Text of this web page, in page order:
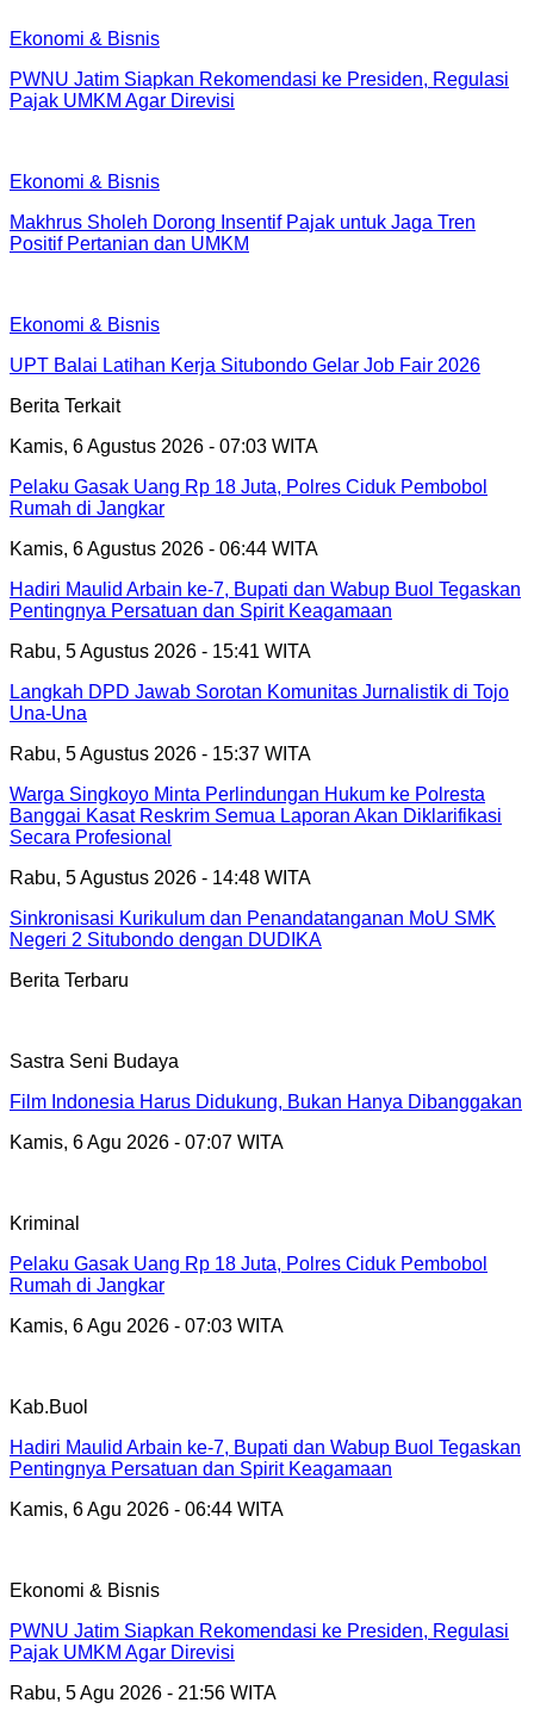
Ekonomi & Bisnis
PWNU Jatim Siapkan Rekomendasi ke Presiden, Regulasi
Pajak UMKM Agar Direvisi
Ekonomi & Bisnis
Makhrus Sholeh Dorong Insentif Pajak untuk Jaga Tren
Positif Pertanian dan UMKM
Ekonomi & Bisnis
UPT Balai Latihan Kerja Situbondo Gelar Job Fair 2026
Berita Terkait
Kamis, 6 Agustus 2026 - 07:03 WITA
Pelaku Gasak Uang Rp 18 Juta, Polres Ciduk Pembobol
Rumah di Jangkar
Kamis, 6 Agustus 2026 - 06:44 WITA
Hadiri Maulid Arbain ke-7, Bupati dan Wabup Buol Tegaskan
Pentingnya Persatuan dan Spirit Keagamaan
Rabu, 5 Agustus 2026 - 15:41 WITA
Langkah DPD Jawab Sorotan Komunitas Jurnalistik di Tojo
Una-Una
Rabu, 5 Agustus 2026 - 15:37 WITA
Warga Singkoyo Minta Perlindungan Hukum ke Polresta
Banggai Kasat Reskrim Semua Laporan Akan Diklarifikasi
Secara Profesional
Rabu, 5 Agustus 2026 - 14:48 WITA
Sinkronisasi Kurikulum dan Penandatanganan MoU SMK
Negeri 2 Situbondo dengan DUDIKA
Berita Terbaru
Sastra Seni Budaya
Film Indonesia Harus Didukung, Bukan Hanya Dibanggakan
Kamis, 6 Agu 2026 - 07:07 WITA
Kriminal
Pelaku Gasak Uang Rp 18 Juta, Polres Ciduk Pembobol
Rumah di Jangkar
Kamis, 6 Agu 2026 - 07:03 WITA
Kab.Buol
Hadiri Maulid Arbain ke-7, Bupati dan Wabup Buol Tegaskan
Pentingnya Persatuan dan Spirit Keagamaan
Kamis, 6 Agu 2026 - 06:44 WITA
Ekonomi & Bisnis
PWNU Jatim Siapkan Rekomendasi ke Presiden, Regulasi
Pajak UMKM Agar Direvisi
Rabu, 5 Agu 2026 - 21:56 WITA